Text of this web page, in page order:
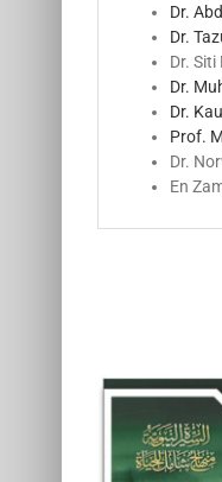
Dr.
Dr.
Dr.
Dr.
Dr.
Prof.
Dr.
En